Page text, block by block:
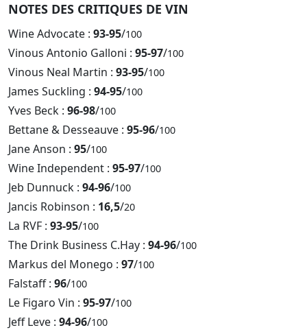
NOTES DES CRITIQUES DE VIN
Wine Advocate : 93-95/100
Vinous Antonio Galloni : 95-97/100
Vinous Neal Martin : 93-95/100
James Suckling : 94-95/100
Yves Beck : 96-98/100
Bettane & Desseauve : 95-96/100
Jane Anson : 95/100
Wine Independent : 95-97/100
Jeb Dunnuck : 94-96/100
Jancis Robinson : 16,5/20
La RVF : 93-95/100
The Drink Business C.Hay : 94-96/100
Markus del Monego : 97/100
Falstaff : 96/100
Le Figaro Vin : 95-97/100
Jeff Leve : 94-96/100